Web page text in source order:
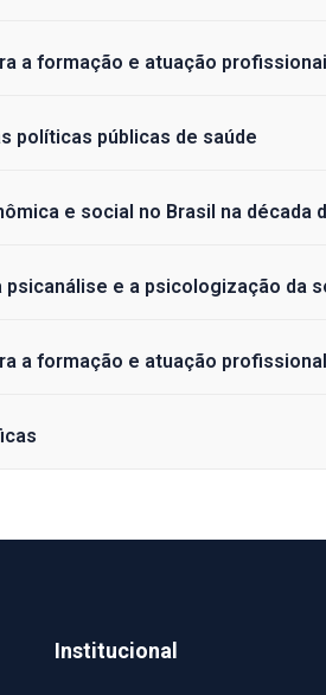
a formação e atuação
políticas públicas de saúde
e social no Brasil na década
psicanálise e a psicologização da
a formação e atuação
Institucional